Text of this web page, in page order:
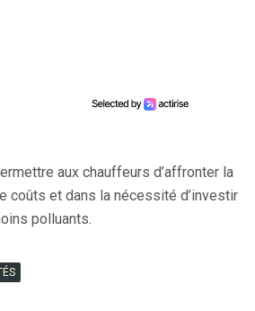
aux chauffeurs d’affronter la
coûts et dans la nécessité d’investir
polluants.